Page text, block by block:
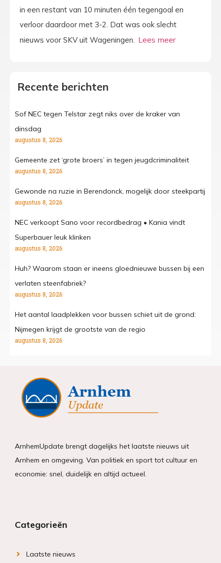
in een restant van 10 minuten één tegengoal en
verloor daardoor met 3-2. Dat was ook slecht
nieuws voor SKV uit Wageningen.
Recente berichten
Sof NEC tegen Telstar zegt niks over de kraker van
dinsdag
augustus 8, 2026
Gemeente zet ‘grote broers’ in tegen jeugdcriminaliteit
augustus 8, 2026
Gewonde na ruzie in Berendonck, mogelijk door steekpartij
augustus 8, 2026
NEC verkoopt Sano voor recordbedrag • Kania vindt
Superbauer leuk klinken
augustus 8, 2026
Huh? Waarom staan er ineens gloednieuwe bussen bij een
verlaten steenfabriek?
augustus 8, 2026
Het aantal laadplekken voor bussen schiet uit de grond:
Nijmegen krijgt de grootste van de regio
augustus 8, 2026
ArnhemUpdate brengt dagelijks het laatste nieuws uit
Arnhem en omgeving. Van politiek en sport tot cultuur en
economie: snel, duidelijk en altijd actueel.
Categorieën
Laatste nieuws